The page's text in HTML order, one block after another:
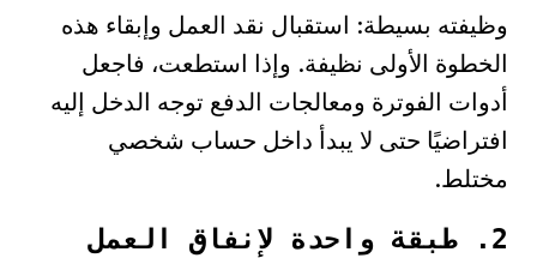
وظيفته بسيطة: استقبال نقد العمل وإبقاء هذه
الخطوة الأولى نظيفة. وإذا استطعت، فاجعل
أدوات الفوترة ومعالجات الدفع توجه الدخل إليه
افتراضيًا حتى لا يبدأ داخل حساب شخصي
مختلط.
2. طبقة واحدة لإنفاق العمل